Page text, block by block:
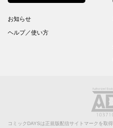
お知らせ
ヘルプ／使い方
コミックDAYSは正規版配信サイトマークを取